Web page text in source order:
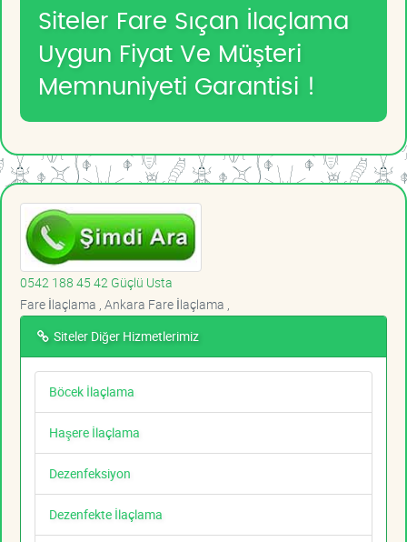
Siteler Fare Sıçan İlaçlama
Uygun Fiyat Ve Müşteri
Memnuniyeti Garantisi !
0542 188 45 42 Güçlü Usta
Fare İlaçlama , Ankara Fare İlaçlama ,
Siteler Diğer Hizmetlerimiz
Böcek İlaçlama
Haşere İlaçlama
Dezenfeksiyon
Dezenfekte İlaçlama